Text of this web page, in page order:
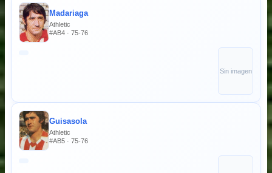
Madariaga
Athletic
#AB4 · 75-76
Sin imagen
Guisasola
Athletic
#AB5 · 75-76